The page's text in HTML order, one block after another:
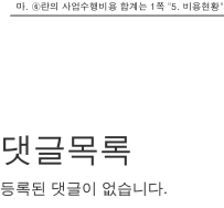
댓글목록
등록된 댓글이 없습니다.